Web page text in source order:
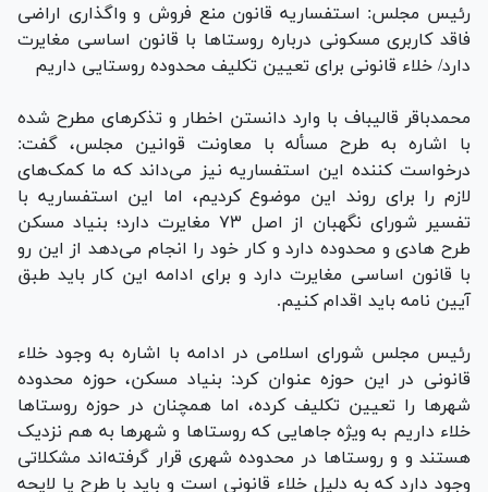
رئیس مجلس: استفساریه قانون منع فروش و واگذاری اراضی
فاقد کاربری مسکونی درباره روستا‌ها با قانون اساسی مغایرت
دارد/ خلاء قانونی برای تعیین تکلیف محدوده روستایی داریم
محمدباقر قالیباف با وارد دانستن اخطار و تذکر‌های مطرح شده
با اشاره به طرح مسأله با معاونت قوانین مجلس، گفت:
درخواست کننده این استفساریه نیز می‌داند که ما کمک‌های
لازم را برای روند این موضوع کردیم، اما این استفساریه با
تفسیر شورای نگهبان از اصل ۷۳ مغایرت دارد؛ بنیاد مسکن
طرح هادی و محدوده دارد و کار خود را انجام می‌دهد از این رو
با قانون اساسی مغایرت دارد و برای ادامه این کار باید طبق
آیین نامه باید اقدام کنیم.
رئیس مجلس شورای اسلامی در ادامه با اشاره به وجود خلاء
قانونی در این حوزه عنوان کرد: بنیاد مسکن، حوزه محدوده
شهر‌ها را تعیین تکلیف کرده، اما همچنان در حوزه روستا‌ها
خلاء داریم به ویژه جا‌هایی که روستا‌ها و شهر‌ها به هم نزدیک
هستند و و روستا‌ها در محدوده شهری قرار گرفته‌اند مشکلاتی
وجود دارد که به دلیل خلاء قانونی است و باید با طرح یا لایحه